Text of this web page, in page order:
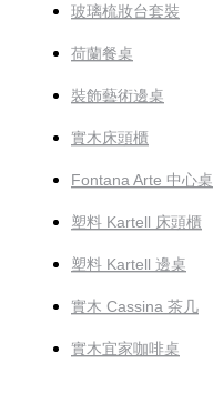
玻璃梳妝台套裝
荷蘭餐桌
裝飾藝術邊桌
實木床頭櫃
Fontana Arte 中心桌
塑料 Kartell 床頭櫃
塑料 Kartell 邊桌
實木 Cassina 茶几
實木宜家咖啡桌